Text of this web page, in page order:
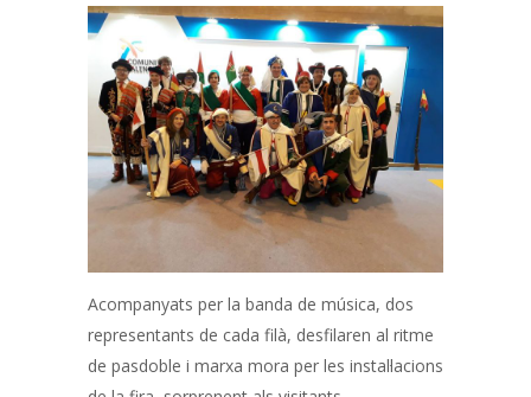
Acompanyats per la banda de música, dos
representants de cada filà, desfilaren al ritme
de pasdoble i marxa mora per les instal·lacions